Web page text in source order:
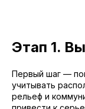
Этап 1.
Первый шаг —
учитывать
рельеф и